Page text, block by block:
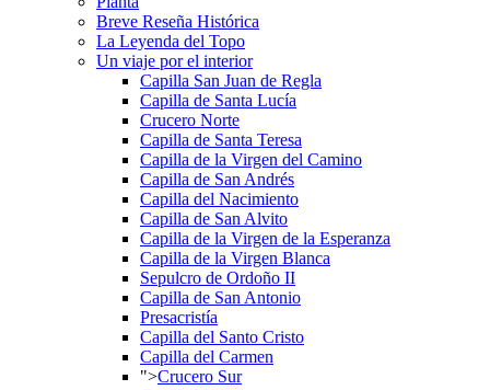
Breve Reseña Histórica
La Leyenda del Topo
Un viaje por el interior
Capilla San Juan de Regla
Capilla de Santa Lucía
Crucero Norte
Capilla de Santa Teresa
Capilla de la Virgen del Camino
Capilla de San Andrés
Capilla del Nacimiento
Capilla de San Alvito
Capilla de la Virgen de la Esperanza
Capilla de la Virgen Blanca
Sepulcro de Ordoño II
Capilla de San Antonio
Presacristía
Capilla del Santo Cristo
Capilla del Carmen
">Crucero Sur